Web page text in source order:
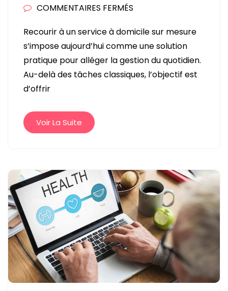
COMMENTAIRES FERMÉS
SERVICE
À
DOMICILE
SUR
ADAPTÉE
AUX
BESOINS
QUOTIDIENS
Recourir à un service à domicile sur mesure
s’impose aujourd’hui comme une solution
pratique pour alléger la gestion du quotidien.
Au-delà des tâches classiques, l’objectif est
d’offrir
Voir La Suite